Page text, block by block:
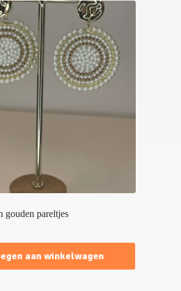
gouden pareltjes
aan winkelwagen